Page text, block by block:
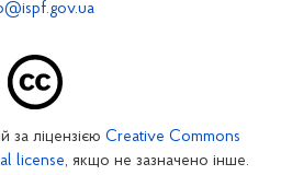
за ліцензією Creative Commons
license, якщо не зазначено інше.